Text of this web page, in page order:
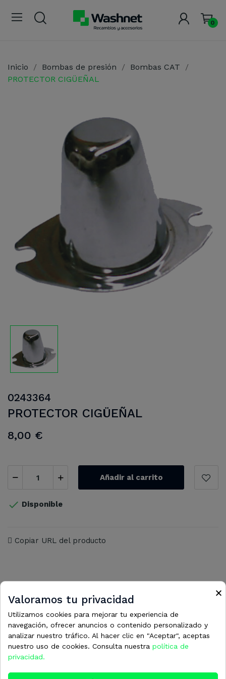
0
Inicio Bombas de presión
Bombas CAT
PROTECTOR CIGÜEÑAL
0243364
PROTECTOR CIGÜEÑAL
8,00 €
Añadir al carrito
 Disponible
Copiar URL del producto
16 otros productos en la misma
categoría:
×
Valoramos tu privacidad
Utilizamos cookies para mejorar tu experiencia de
navegación, ofrecer anuncios o contenido personalizado y
analizar nuestro tráfico. Al hacer clic en "Aceptar", aceptas
nuestro uso de cookies. Consulta nuestra política de
privacidad.